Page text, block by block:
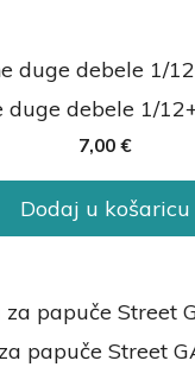
duge debele 1/
7,00 €
Dodaj u košaricu
papuče Street